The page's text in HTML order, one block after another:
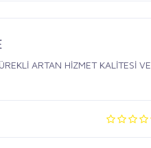
ARTAN HİZMET KALİTESİ VE